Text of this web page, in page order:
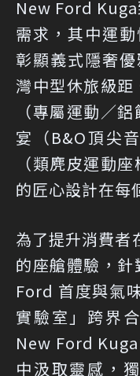
New Ford
需求，其中運
彰顯義式隱奢
灣中型休旅級
（專屬運動／
宴（B&O頂尖
（類麂皮運動
的匠心設計在每
為了提升消費
的座艙體驗，針
Ford 首度與氣
實驗室」跨界
New Ford
中汲取靈感，